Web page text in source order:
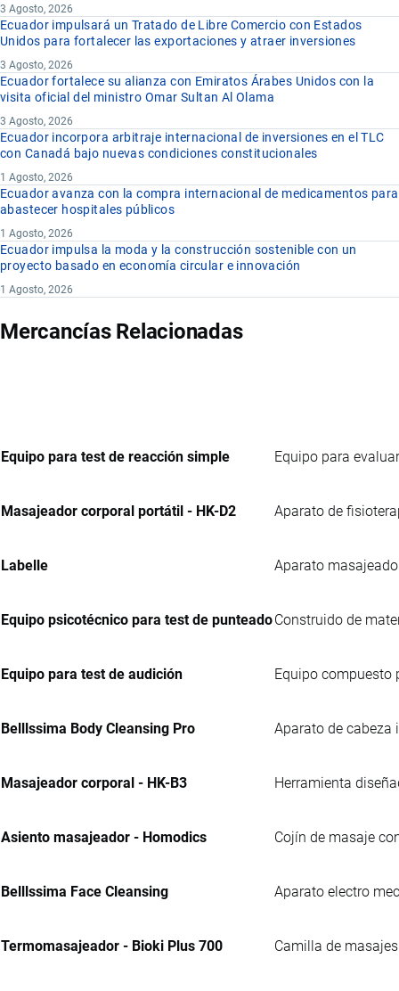
3 Agosto, 2026
Ecuador impulsará un Tratado de Libre Comercio con Estados
Unidos para fortalecer las exportaciones y atraer inversiones
3 Agosto, 2026
Ecuador fortalece su alianza con Emiratos Árabes Unidos con la
visita oficial del ministro Omar Sultan Al Olama
3 Agosto, 2026
Ecuador incorpora arbitraje internacional de inversiones en el TLC
con Canadá bajo nuevas condiciones constitucionales
1 Agosto, 2026
Ecuador avanza con la compra internacional de medicamentos para
abastecer hospitales públicos
1 Agosto, 2026
Ecuador impulsa la moda y la construcción sostenible con un
proyecto basado en economía circular e innovación
1 Agosto, 2026
Mercancías Relacionadas
Equipo para test de reacción simple Equipo para
Masajeador corporal portátil - HK-D2 Aparato de
Labelle Aparato
Equipo psicotécnico para test de punteadoConstruido de
Equipo para test de audición Equipo compuesto
Belllssima Body Cleansing Pro Aparato de cabeza
Masajeador corporal - HK-B3 Herramienta
Asiento masajeador - Homodics Cojín de masaje
Belllssima Face Cleansing Aparato electro
Termomasajeador - Bioki Plus 700 Camilla de